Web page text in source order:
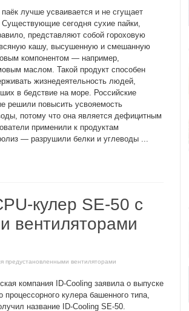
паёк лучше усваивается и не сгущает
Существующие сегодня сухие пайки,
представляют собой гороховую
кашу, высушенную и смешанную
компонентом — например,
маслом. Такой продукт способен
жизнедеятельность людей,
в бедствие на море. Российские
решили повысить усвояемость
потому что она является дефицитным
применили к продуктам
— разрушили белки и углеводы ...
кулер SE-50 с
вентиляторами
предустановленными вентиляторами
компания ID-Cooling заявила о выпуске
процессорного кулера башенного типа,
название ID-Cooling SE-50.